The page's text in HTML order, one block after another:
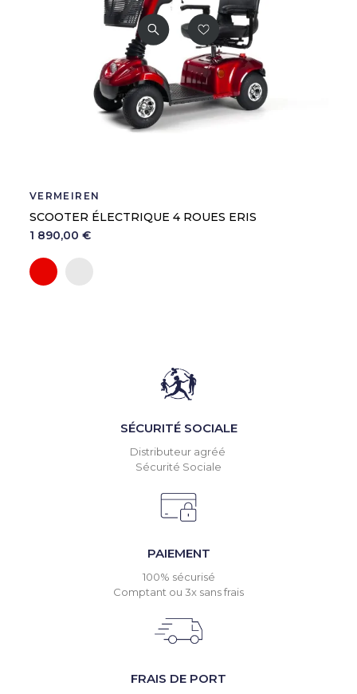
VERMEIREN
SCOOTER ÉLECTRIQUE 4 ROUES ERIS
1 890,00 €
Rouge
SÉCURITÉ SOCIALE
Distributeur agréé
Sécurité Sociale
PAIEMENT
100% sécurisé
Comptant ou 3x sans frais
FRAIS DE PORT